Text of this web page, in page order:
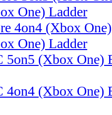
One) Ladder
One) Ladder